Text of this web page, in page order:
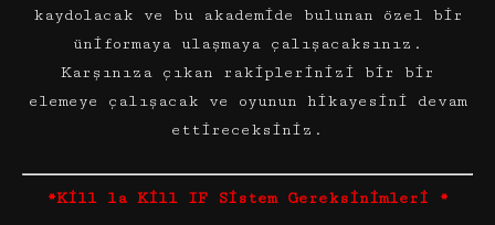
kaydolacak ve bu akademide bulunan özel bir
üniformaya ulaşmaya çalışacaksınız.
Karşınıza çıkan rakiplerinizi bir bir
elemeye çalışacak ve oyunun hikayesini devam
ettireceksiniz.
*Kill la Kill IF Sistem Gereksinimleri *